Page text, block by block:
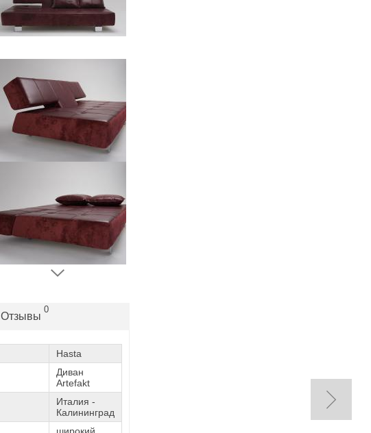
Отзывы
0
Hasta
Диван
Artefakt
Италия -
Калининград